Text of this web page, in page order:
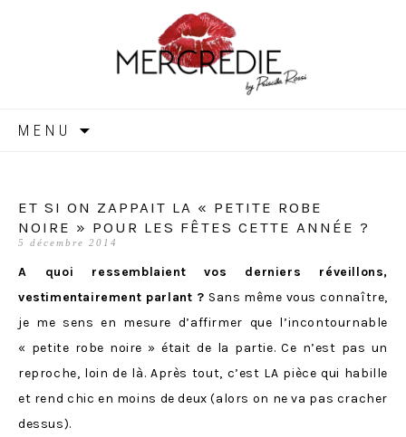
MERCREDIE
MENU
ET SI ON ZAPPAIT LA « PETITE ROBE
NOIRE » POUR LES FÊTES CETTE ANNÉE ?
5 décembre 2014
A quoi ressemblaient vos derniers réveillons,
vestimentairement parlant ? Sans même vous connaître,
je me sens en mesure d’affirmer que l’incontournable
« petite robe noire » était de la partie. Ce n’est pas un
reproche, loin de là. Après tout, c’est LA pièce qui habille
et rend chic en moins de deux (alors on ne va pas cracher
dessus).